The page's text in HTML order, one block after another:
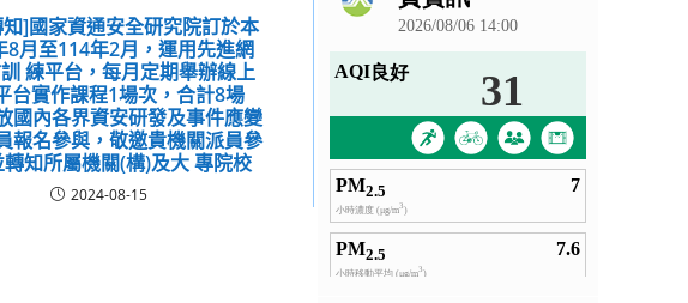
]國家資通安全研究院訂於本
8月至114年2月，運用先進網
練平台，每月定期舉辦線上
台實作課程1場次，合計8場
國內各界資安研發及事件應變
報名參與，敬邀貴機關派員參
知所屬機關(構)及大 專院校
2024-08-15